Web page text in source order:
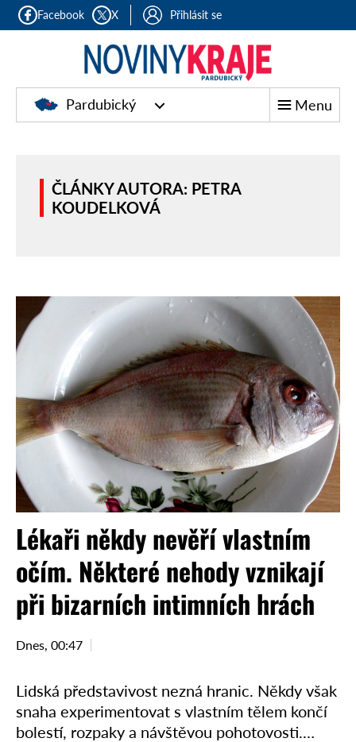
Facebook X Přihlásit se
Pardubický Menu
ČLÁNKY AUTORA: PETRA
KOUDELKOVÁ
Lékaři někdy nevěří vlastním
očím. Některé nehody vznikají
při bizarních intimních hrách
Dnes, 00:47
Lidská představivost nezná hranic. Někdy však
snaha experimentovat s vlastním tělem končí
bolestí, rozpaky a návštěvou pohotovosti.